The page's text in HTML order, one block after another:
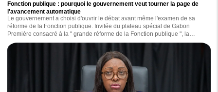
Fonction publique : pourquoi le gouvernement veut tourner la page de
l'avancement automatique
Le gouvernement a choisi d'ouvrir le débat avant même l'examen de sa
réforme de la Fonction publique. Invitée du plateau spécial de Gabon
Première consacré à la " grande réforme de la Fonction publique ", la
ministre Laurence Ndong a longuement défendu le projet qui prévoit
notamment de substituer l'avancement automatique par un avancement
fondé sur le mérite. Une réforme que l'exécutif présente comme un levier
de modernisation de l'administration, mais qui suscite déjà de vives
inquiétudes chez de nombreux agents publics.